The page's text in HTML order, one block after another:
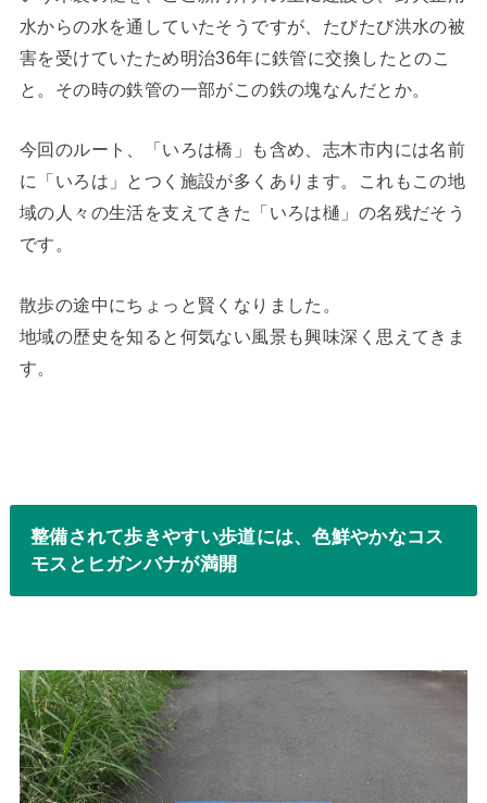
水からの水を通していたそうですが、たびたび洪水の被
害を受けていたため明治36年に鉄管に交換したとのこ
と。その時の鉄管の一部がこの鉄の塊なんだとか。
今回のルート、「いろは橋」も含め、志木市内には名前
に「いろは」とつく施設が多くあります。これもこの地
域の人々の生活を支えてきた「いろは樋」の名残だそう
です。
散歩の途中にちょっと賢くなりました。
地域の歴史を知ると何気ない風景も興味深く思えてきま
す。
整備されて歩きやすい歩道には、色鮮やかなコス
モスとヒガンバナが満開